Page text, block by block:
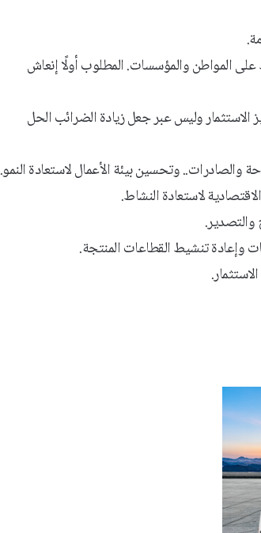
على المواطن والمؤسسات. المطلوب أولًا إنعاش
وليس عبر جعل زيادة الضرائب الحل
والصادرات.. وتحسين بيئة الأعمال لاستعادة النمو.
لاستعادة النشاط.
والتصدير.
وإعادة تنشيط القطاعات المنتجة.